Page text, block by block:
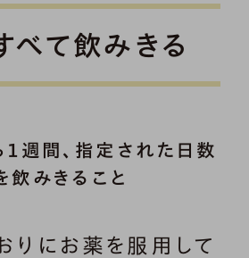
べて飲みきる
１週間、指定された日数
飲みきること
りにお薬を服用して